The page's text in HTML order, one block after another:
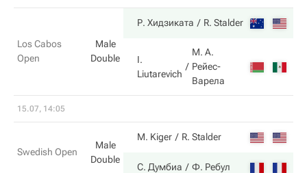
Los Cabos
Open
Male
Double
Р. Хидзиката R. Stalder
I.
Liutarevich
М. А.
Рейес-
Варела
15.07, 14:05
Swedish Open
Male
Double
M. Kiger R. Stalder
С. Думбиа Ф. Ребул